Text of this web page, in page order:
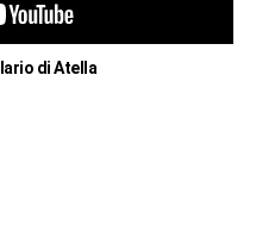
di Atella